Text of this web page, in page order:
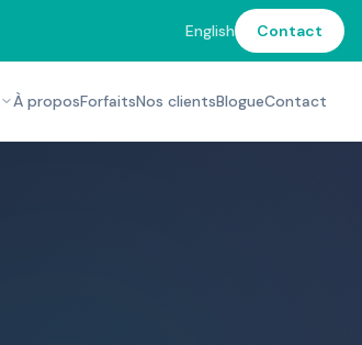
English Contact
À proposForfaitsNos clientsBlogueContact